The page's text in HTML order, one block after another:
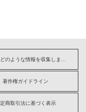
著作権ガイドライン
商取引法に基づく表示